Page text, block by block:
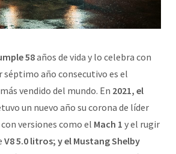
58años de vida y lo celebra con
año consecutivo es el
vendido del mundo. En 2021, el
un nuevo año su corona de líder
versiones como el Mach 1 y el rugir
V8 5.0 litros; y el Mustang Shelby